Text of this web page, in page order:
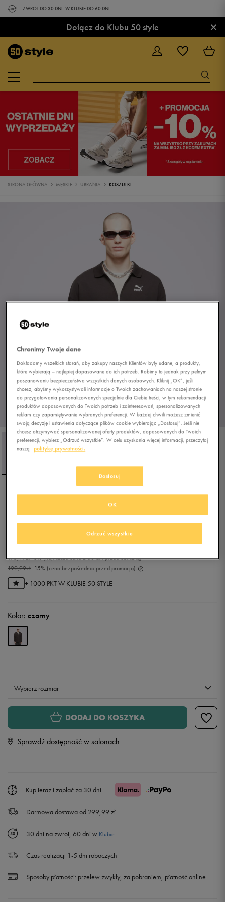
ZWROT DO 30 DNI. W KLUBIE DO 60 DNI.
Dołącz do Klubu 50 style ×
STRONA GŁÓWNA MĘSKIE UBRANIA KOSZULKI
PUMA T-SHIRT BETTER
CLASSICS POLO CREW TR
199,99zł-15% (cena bezpośrednio przed promocją)
175,99zł-3%(najniższa cena z 30 dni przed obniżką)
169,99złz Vat
+ 1000 PKT W KLUBIE 50 STYLE
Kolor: czarny
Wybierz rozmiar
M
XL
DODAJ DO KOSZYKA
Sprawdź dostępność w salonach
Kup teraz i zapłać za 30 dni |
Darmowa dostawa od 299,99 zł
30 dni na zwrot, 60 dni w Klubie
Czas realizacji 1-5 dni roboczych
Sposoby płatności: przelew zwykły, za pobraniem, płatność online
Chronimy Twoje dane
Dokładamy wszelkich starań, aby zakupy naszych Klientów były udane, a produkty,
które wybierają – najlepiej dopasowane do ich potrzeb. Robimy to jednak przy pełnym
poszanowaniu bezpieczeństwa wszystkich danych osobowych. Kliknij „OK”, jeśli
chcesz, abyśmy wykorzystywali informacje o Twoich zachowaniach na naszej stronie
do przygotowania personalizowanych specjalnie dla Ciebie treści, w tym rekomendacji
produktów dopasowanych do Twoich potrzeb i zainteresowań, spersonalizowanych
reklam czy zapamiętywanie wybranych preferencji. W każdej chwili możesz zmienić
swoją decyzję i ustawienia dotyczące plików cookie wybierając „Dostosuj”. Jeśli nie
chcesz otrzymywać spersonalizowanej oferty produktów, dopasowanych do Twoich
preferencji, wybierz „Odrzuć wszystkie”. W celu uzyskania więcej informacji, przeczytaj
naszą
politykę prywatności.
Dostosuj
Odrzuć wszystkie
OK